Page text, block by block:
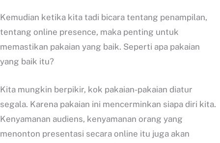
Kemudian ketika kita tadi bicara tentang penampilan,
tentang online presence, maka penting untuk
memastikan pakaian yang baik. Seperti apa pakaian
yang baik itu?
Kita mungkin berpikir, kok pakaian-pakaian diatur
segala. Karena pakaian ini mencerminkan siapa diri kita.
Kenyamanan audiens, kenyamanan orang yang
menonton presentasi secara online itu juga akan